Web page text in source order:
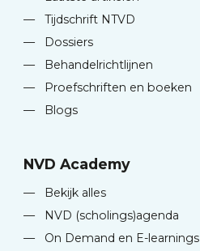
—
Tijdschrift NTVD
—
Dossiers
—
Behandelrichtlijnen
—
Proefschriften en boeken
—
Blogs
NVD Academy
—
Bekijk alles
—
NVD (scholings)agenda
—
On Demand en E-learnings